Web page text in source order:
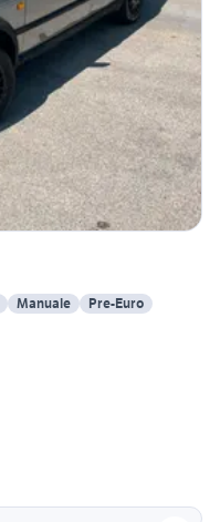
Manuale Pre-Euro